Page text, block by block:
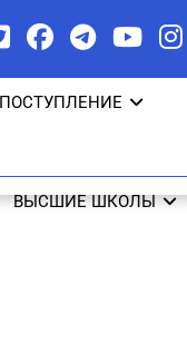
ПОСТУПЛЕНИЕ
ВЫСШИЕ ШКОЛЫ